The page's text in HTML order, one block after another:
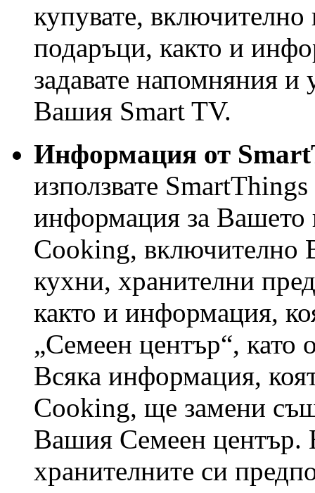
купувате, включително
подаръци, както и
задавате напомняния и
Вашия Smart TV.
Информация от
използвате
информация за Вашето
Cooking, включително
кухни, хранителни
както и информация,
„Семеен център“, като
Всяка информация,
Cooking, ще замени
Вашия Семеен център.
хранителните си